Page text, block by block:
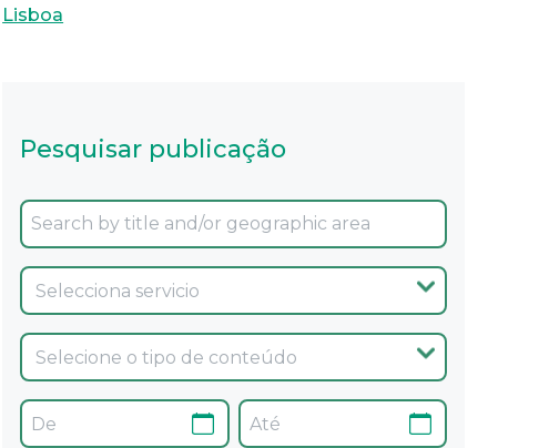
Lisboa
Pesquisar publicação